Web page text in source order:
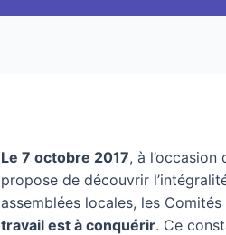
Le 7 octobre 2017, à l’occasion
propose de découvrir
assemblées locales, les
travail est à conquérir. Ce